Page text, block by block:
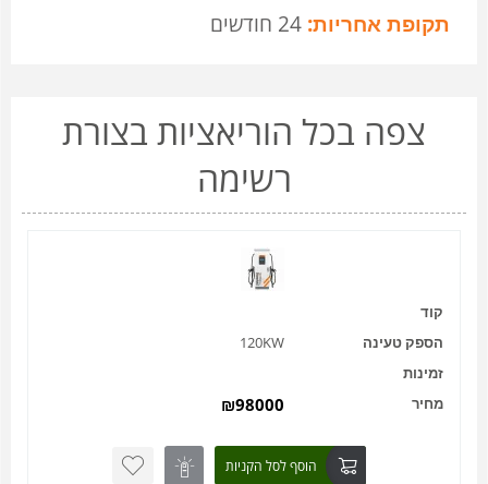
תקופת אחריות: 24 חודשים
צפה בכל הוריאציות בצורת
רשימה
קוד
הספק טעינה
120KW
זמינות
מחיר
₪98000
הוסף לסל הקניות